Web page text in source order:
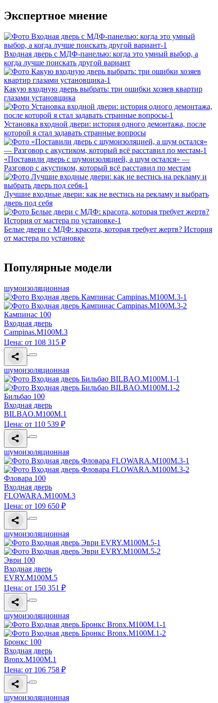
Экспертное мнение
Входная дверь с МДФ‑панелью: когда это умный выбор, а
когда лучше поискать другой вариант
Какую входную дверь выбрать: три ошибки хозяев квартир
глазами установщика
Установка входной двери: история одного демонтажа, после
которой я стал задавать странные вопросы
«Поставили дверь с шумоизоляцией, а шум остался» —
Разговор с акустиком, который всё расставил по местам
Лучшие входные двери: как не вестись на рекламу и выбрать
дверь под себя
Белые двери с МДФ: красота, которая требует жертв? История
от мастера по установке
Популярные модели
шумоизоляционная
Кампинас 100
Входная дверь
Campinas.M100M.3
Цена: от 108 315 ₽
шумоизоляционная
Бильбао 100
Входная дверь
BILBAO.M100M.1
Цена: от 110 539 ₽
шумоизоляционная
Фловара 100
Входная дверь
FLOWARA.M100M.3
Цена: от 109 650 ₽
шумоизоляционная
Эври 100
Входная дверь
EVRY.M100M.5
Цена: от 150 351 ₽
шумоизоляционная
Бронкс 100
Входная дверь
Bronx.M100M.1
Цена: от 106 758 ₽
шумоизоляционная